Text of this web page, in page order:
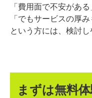
「費用面で不安がある
「でもサービスの厚
という方には、検討し
まずは無料